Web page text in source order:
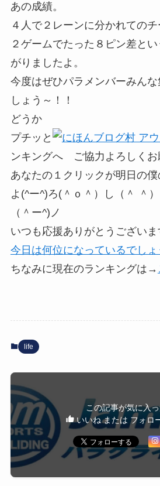
あの成績。
４人で２レーンに分かれての
２ゲームでたった８ピン差と
がりましたよ。
今度はぜひパラメンバーみん
しょう～！！
どうか
プチッと
ンキングへ ご協力よろしくお
あなたの１クリックが明日の僕
よ(^ー^)ろ(＾ｏ＾）し（＾ ＾
（＾ー^)ノ
いつも応援ありがとうございま
今日は何位になっているでしょ
ちなみに現在のランキングは→
life
この記事が気に入
いいね または フォロ